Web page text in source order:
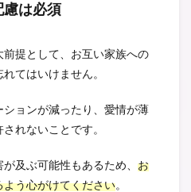
慮は必須
提として、お互い家族への
てはいけません。
ョンが減ったり、愛情が薄
れないことです。
及ぶ可能性もあるため、 お
う心がけてください。